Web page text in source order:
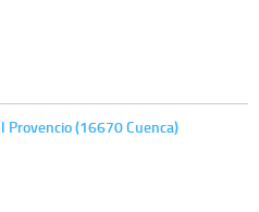
(16670 Cuenca)